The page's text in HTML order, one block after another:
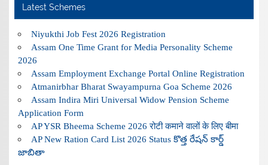
Latest Schemes
Niyukthi Job Fest 2026 Registration
Assam One Time Grant for Media Personality Scheme
2026
Assam Employment Exchange Portal Online Registration
Atmanirbhar Bharat Swayampurna Goa Scheme 2026
Assam Indira Miri Universal Widow Pension Scheme
Application Form
AP YSR Bheema Scheme 2026 रोटी कमाने वालों के लिए बीमा
AP New Ration Card List 2026 Status కొత్త రేషన్ కార్డ్
జాబితా